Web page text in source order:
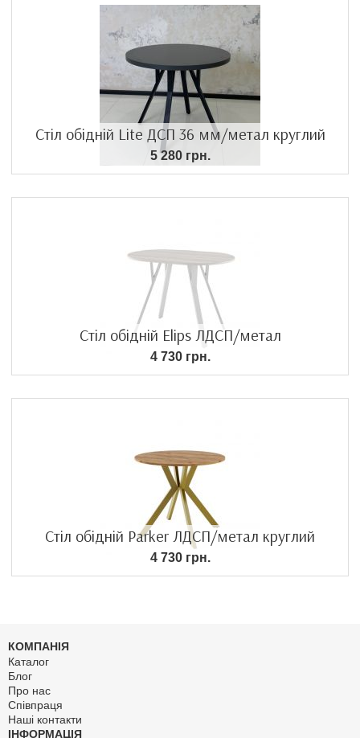
Стіл обідній Lite ДСП 36 мм/метал круглий
5 280 грн.
Стіл обідній Elips ЛДСП/метал
4 730 грн.
Стіл обідній Parker ЛДСП/метал круглий
4 730 грн.
КОМПАНІЯ
Каталог
Блог
Про нас
Співпраця
Наші контакти
ІНФОРМАЦІЯ